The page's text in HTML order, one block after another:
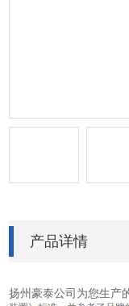
产品详情
扬州豪泰公司为您生产